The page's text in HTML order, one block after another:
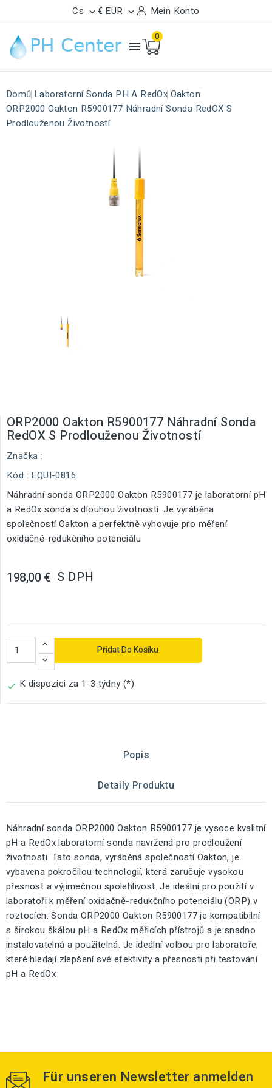
Cs  € EUR  Mein Konto

0
Domů Laboratorní Sonda PH A RedOx Oakton
ORP2000 Oakton R5900177 Náhradní Sonda RedOX S
Prodlouženou Životností
ORP2000 Oakton R5900177 Náhradní Sonda
RedOX S Prodlouženou Životností
Značka :
Kód : EQUI-0816
Náhradní sonda ORP2000 Oakton R5900177 je laboratorní pH
a RedOx sonda s dlouhou životností. Je vyráběna
společností Oakton a perfektně vyhovuje pro měření
oxidačně-redukčního potenciálu
198,00 € S DPH
Přidat Do Košíku
 K dispozici za 1-3 týdny (*)
Popis
Detaily Produktu
Náhradní sonda ORP2000 Oakton R5900177 je vysoce kvalitní
pH a RedOx laboratorní sonda navržená pro prodloužení
životnosti. Tato sonda, vyráběná společností Oakton, je
vybavena pokročilou technologií, která zaručuje vysokou
přesnost a výjimečnou spolehlivost. Je ideální pro použití v
laboratoři k měření oxidačně-redukčního potenciálu (ORP) v
roztocích. Sonda ORP2000 Oakton R5900177 je kompatibilní
s širokou škálou pH a RedOx měřicích přístrojů a je snadno
instalovatelná a použitelná. Je ideální volbou pro laboratoře,
které hledají zlepšení své efektivity a přesnosti při testování
pH a RedOx
Für unseren Newsletter anmelden